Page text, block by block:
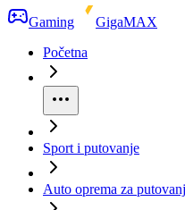
Gaming
GigaMAX
Početna
Sport i putovanje
Auto oprema za